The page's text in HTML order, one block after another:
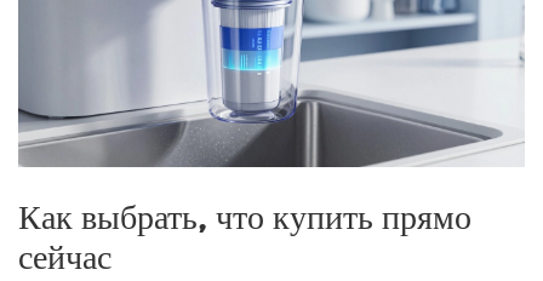
Как выбрать, что купить прямо
сейчас